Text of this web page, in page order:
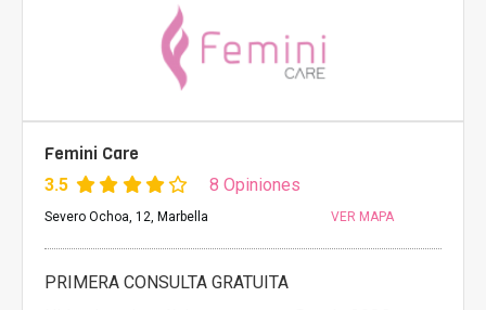
Femini Care
3.5 8 Opiniones
Severo Ochoa, 12, Marbella VER MAPA
PRIMERA CONSULTA GRATUITA